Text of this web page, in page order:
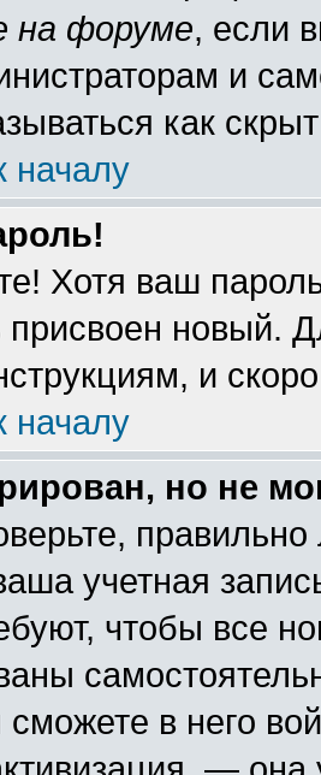
на форуме, если
и
как
началу
Хотя ваш
новый.
и
началу
но не
учетная
чтобы все
сможете в него